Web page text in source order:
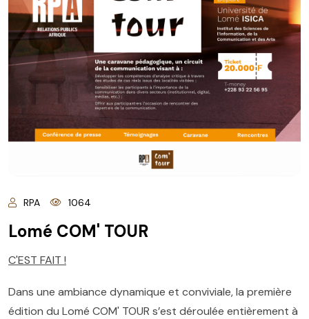
RPA 1064
Lomé COM' TOUR
C'EST FAIT !
Dans une ambiance dynamique et conviviale, la première
édition du Lomé COM' TOUR s’est déroulée entièrement à